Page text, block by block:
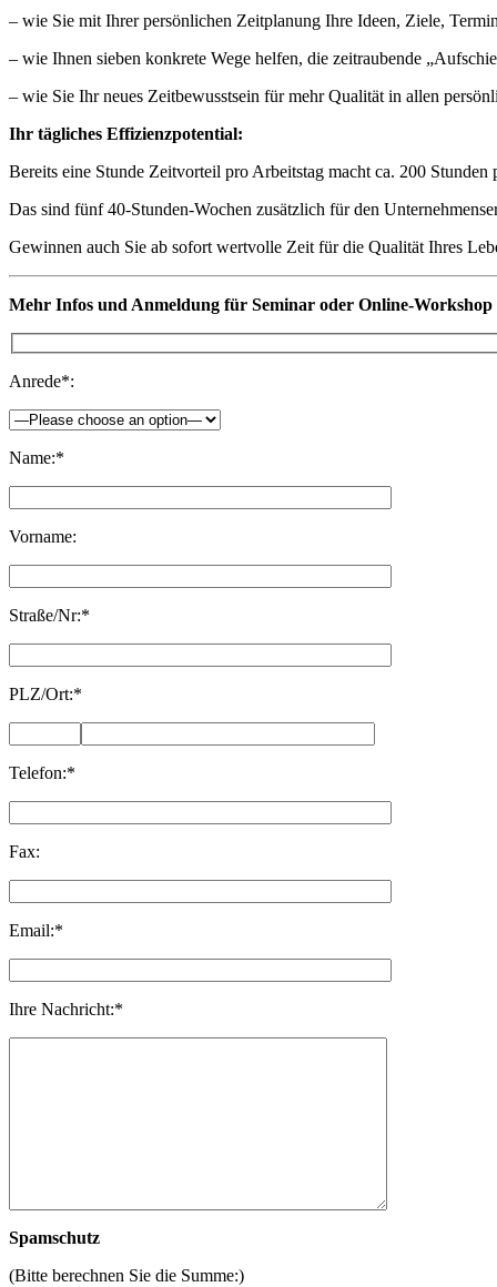
– wie Sie mit Ihrer persönlichen Zeitplanung Ihre Ideen, Ziele,
– wie Ihnen sieben konkrete Wege helfen, die zeitraubende
– wie Sie Ihr neues Zeitbewusstsein für mehr Qualität in allen
Ihr tägliches Effizienzpotential:
Bereits eine Stunde Zeitvorteil pro Arbeitstag macht ca. 200 Stunden
Das sind fünf 40-Stunden-Wochen zusätzlich für den
Gewinnen auch Sie ab sofort wertvolle Zeit für die Qualität Ihres
Mehr Infos und Anmeldung für Seminar oder Online-
Anrede*:
Name:*
Vorname:
Straße/Nr:*
PLZ/Ort:*
Telefon:*
Fax:
Email:*
Ihre Nachricht:*
Spamschutz
(Bitte berechnen Sie die Summe:)